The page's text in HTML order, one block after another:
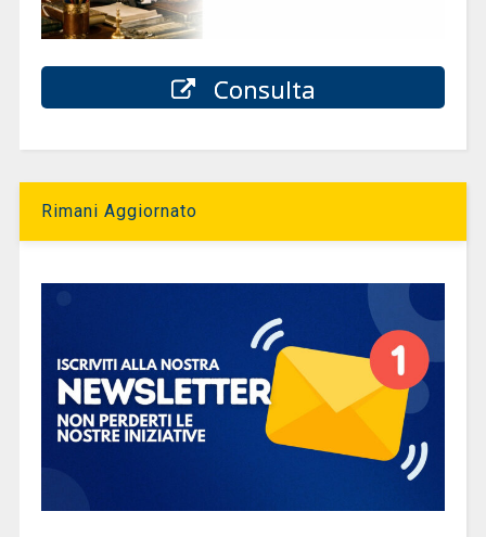
Consulta
Rimani Aggiornato